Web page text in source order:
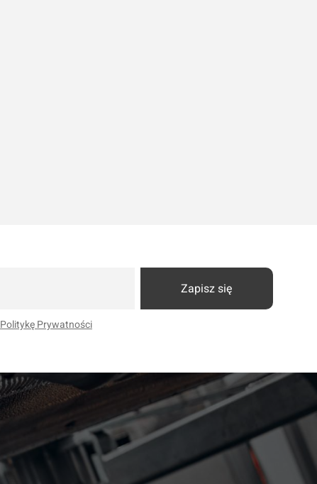
Zapisz się
Politykę Prywatności